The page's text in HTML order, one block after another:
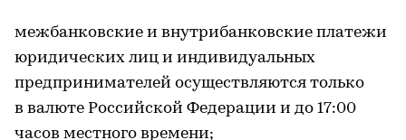
межбанковские и внутрибанковские платежи
юридических лиц и индивидуальных
предпринимателей осуществляются только
в валюте Российской Федерации и до 17:00
часов местного времени;